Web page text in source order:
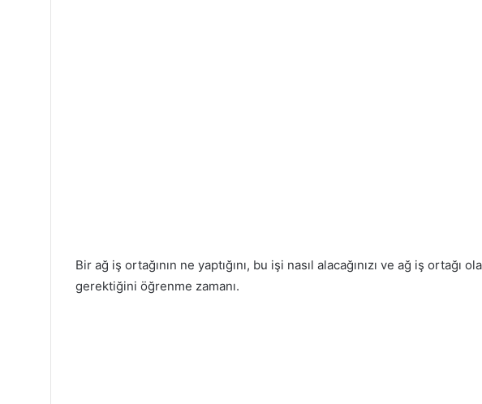
Bir ağ iş ortağının ne yaptığını, bu işi nasıl alacağınızı ve ağ iş ortağı
gerektiğini öğrenme zamanı.